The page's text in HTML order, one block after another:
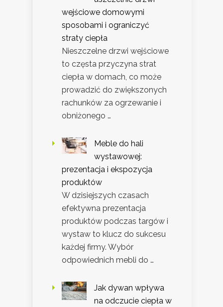
wejściowe domowymi
sposobami i ograniczyć
straty ciepła
Nieszczelne drzwi wejściowe
to częsta przyczyna strat
ciepła w domach, co może
prowadzić do zwiększonych
rachunków za ogrzewanie i
obniżonego …
Meble do hali
wystawowej:
prezentacja i ekspozycja
produktów
W dzisiejszych czasach
efektywna prezentacja
produktów podczas targów i
wystaw to klucz do sukcesu
każdej firmy. Wybór
odpowiednich mebli do …
Jak dywan wpływa
na odczucie ciepła w